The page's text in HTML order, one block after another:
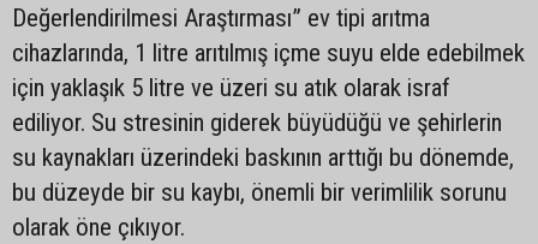
Değerlendirilmesi Araştırması” ev tipi arıtma
cihazlarında, 1 litre arıtılmış içme suyu elde edebilmek
için yaklaşık 5 litre ve üzeri su atık olarak israf
ediliyor. Su stresinin giderek büyüdüğü ve şehirlerin
su kaynakları üzerindeki baskının arttığı bu dönemde,
bu düzeyde bir su kaybı, önemli bir verimlilik sorunu
olarak öne çıkıyor.